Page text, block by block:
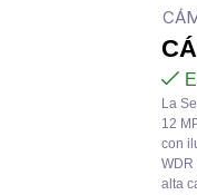
La
12
con
alta